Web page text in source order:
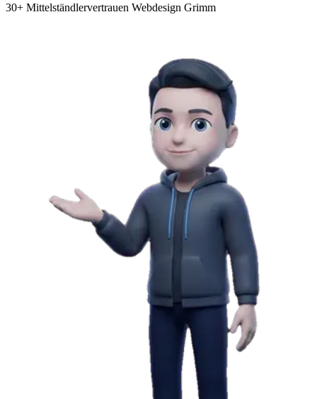
30+ Mittelständlervertrauen Webdesign Grimm